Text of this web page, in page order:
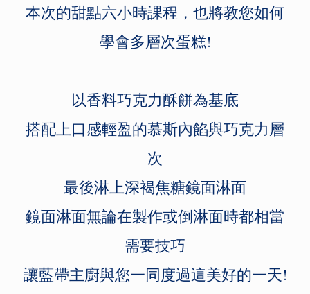
本次的甜點六小時課程，也將教您如何
學會多層次蛋糕!
以香料巧克力酥餅為基底
搭配上口感輕盈的慕斯內餡與巧克力層
次
最後淋上深褐焦糖鏡面淋面
鏡面淋面無論在製作或倒淋面時都相當
需要技巧
讓藍帶主廚與您一同度過這美好的一天!